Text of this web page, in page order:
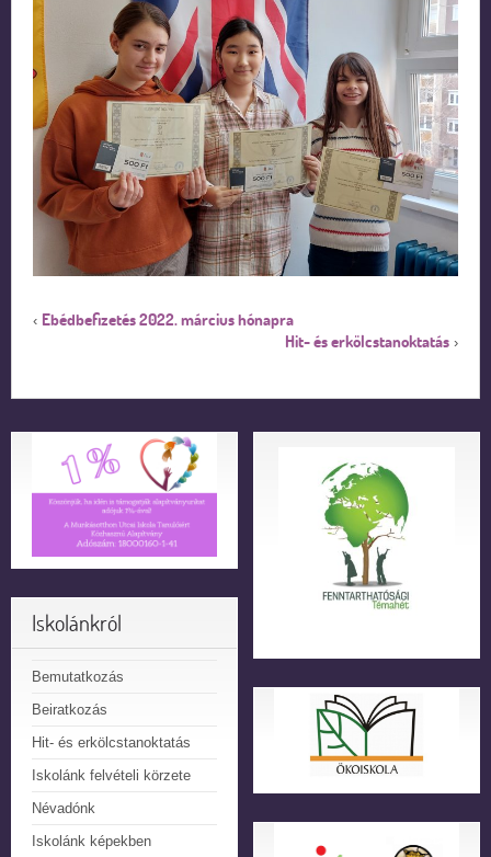
‹ Ebédbefizetés 2022. március hónapra
Hit- és erkölcstanoktatás ›
Iskolánkról
Bemutatkozás
Beiratkozás
Hit- és erkölcstanoktatás
Iskolánk felvételi körzete
Névadónk
Iskolánk képekben